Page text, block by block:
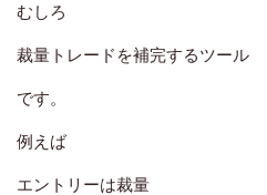
むしろ
裁量トレードを補完するツール
です。
例えば
エントリーは裁量